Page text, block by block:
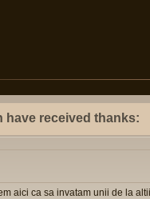
have received thanks:
aici ca sa invatam unii de la